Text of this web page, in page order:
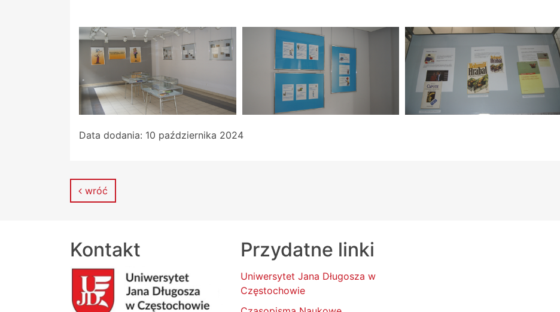
Data dodania: 10 października 2024
wróć
Kontakt Przydatne linki
Uniwersytet Jana Długosza w
Częstochowie